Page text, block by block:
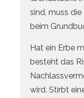
sind, muss
beim
Hat ein Erbe
besteht das
wird. Stirbt